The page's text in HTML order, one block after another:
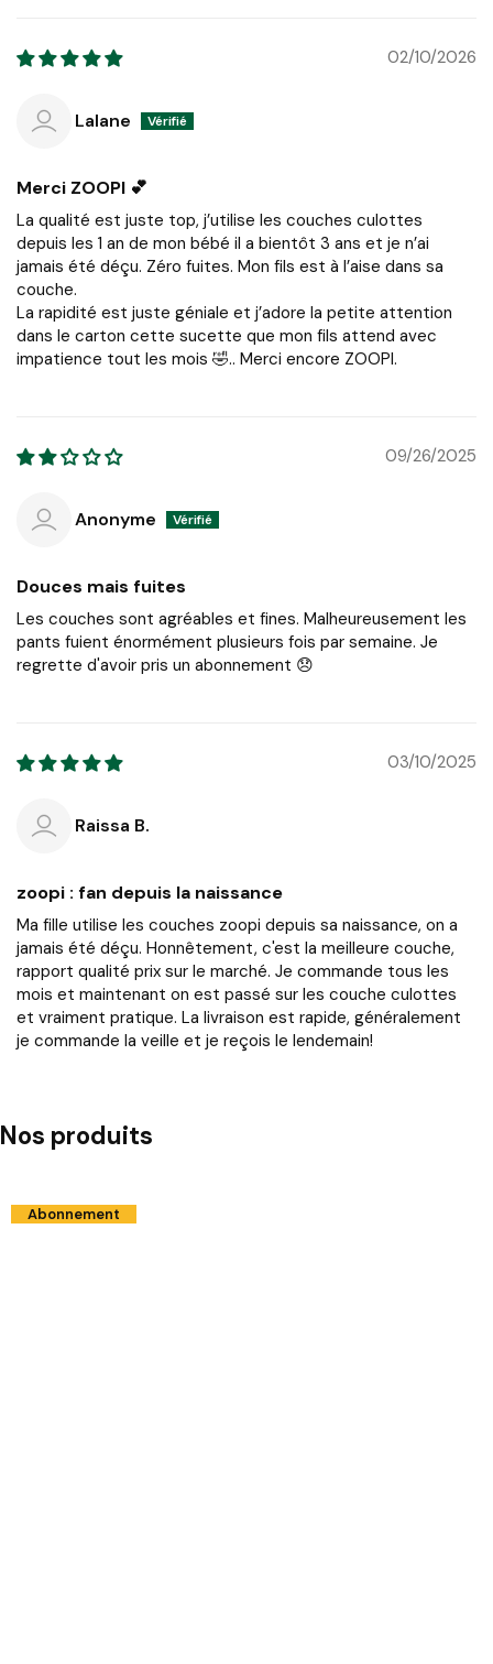
02/10/2026
Lalane
Merci ZOOPI 💕
La qualité est juste top, j’utilise les couches culottes
depuis les 1 an de mon bébé il a bientôt 3 ans et je n’ai
jamais été déçu. Zéro fuites. Mon fils est à l’aise dans sa
couche.
La rapidité est juste géniale et j’adore la petite attention
dans le carton cette sucette que mon fils attend avec
impatience tout les mois 🤣.. Merci encore ZOOPI.
09/26/2025
Anonyme
Douces mais fuites
Les couches sont agréables et fines. Malheureusement les
pants fuient énormément plusieurs fois par semaine. Je
regrette d'avoir pris un abonnement 😞
03/10/2025
Raissa B.
zoopi : fan depuis la naissance
Ma fille utilise les couches zoopi depuis sa naissance, on a
jamais été déçu. Honnêtement, c'est la meilleure couche,
rapport qualité prix sur le marché. Je commande tous les
mois et maintenant on est passé sur les couche culottes
et vraiment pratique. La livraison est rapide, généralement
je commande la veille et je reçois le lendemain!
Nos produits
Abonnement